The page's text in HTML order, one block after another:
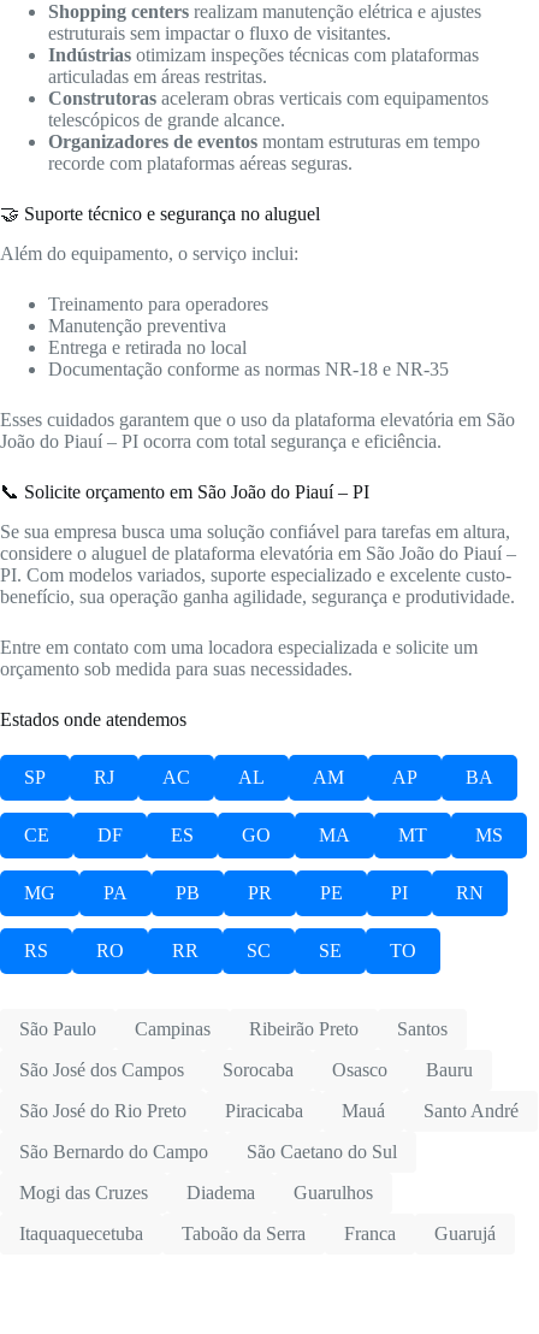
Shopping centers realizam manutenção elétrica e ajustes
estruturais sem impactar o fluxo de visitantes.
Indústrias otimizam inspeções técnicas com plataformas
articuladas em áreas restritas.
Construtoras aceleram obras verticais com equipamentos
telescópicos de grande alcance.
Organizadores de eventos montam estruturas em tempo
recorde com plataformas aéreas seguras.
🤝 Suporte técnico e segurança no aluguel
Além do equipamento, o serviço inclui:
Treinamento para operadores
Manutenção preventiva
Entrega e retirada no local
Documentação conforme as normas NR-18 e NR-35
Esses cuidados garantem que o uso da plataforma elevatória em São
João do Piauí – PI ocorra com total segurança e eficiência.
📞 Solicite orçamento em São João do Piauí – PI
Se sua empresa busca uma solução confiável para tarefas em altura,
considere o aluguel de plataforma elevatória em São João do Piauí –
PI. Com modelos variados, suporte especializado e excelente custo-
benefício, sua operação ganha agilidade, segurança e produtividade.
Entre em contato com uma locadora especializada e solicite um
orçamento sob medida para suas necessidades.
Estados onde atendemos
SP RJ AC AL AM AP BA
CE DF ES GO MA MT MS
MG PA PB PR PE PI RN
RS RO RR SC SE TO
São Paulo Campinas Ribeirão Preto
Santos
São José dos Campos
Sorocaba Osasco
Bauru
São José do Rio Preto
Piracicaba Mauá
Santo André
São Bernardo do Campo
São Caetano do Sul
Mogi das Cruzes
Diadema
Guarulhos
Itaquaquecetuba
Taboão da Serra Franca Guarujá